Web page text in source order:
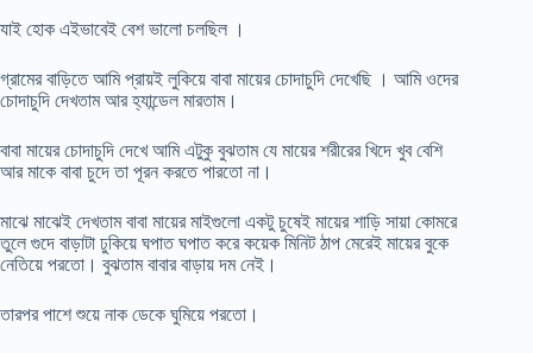
যাই হোক এইভাবেই বেশ ভালো চলছিল ।
গ্রামের বাড়িতে আমি প্রায়ই লুকিয়ে বাবা মায়ের চোদাচুদি দেখেছি । আমি ওদের
চোদাচুদি দেখতাম আর হ্যান্ডেল মারতাম।
বাবা মায়ের চোদাচুদি দেখে আমি এটুকু বুঝতাম যে মায়ের শরীরের খিদে খুব বেশি
আর মাকে বাবা চুদে তা পূরন করতে পারতো না।
মাঝে মাঝেই দেখতাম বাবা মায়ের মাইগুলো একটু চুষেই মায়ের শাড়ি সায়া কোমরে
তুলে গুদে বাড়াটা ঢুকিয়ে ঘপাত ঘপাত করে কয়েক মিনিট ঠাপ মেরেই মায়ের বুকে
নেতিয়ে পরতো। বুঝতাম বাবার বাড়ায় দম নেই।
তারপর পাশে শুয়ে নাক ডেকে ঘুমিয়ে পরতো।